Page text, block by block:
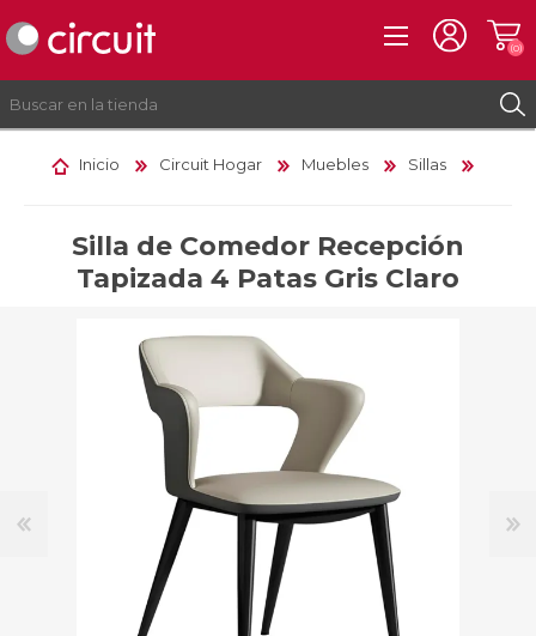
INICIAR SESIÓN
(0)
Inicio Circuit Hogar Muebles Sillas
Silla de Comedor Recepción
Tapizada 4 Patas Gris Claro